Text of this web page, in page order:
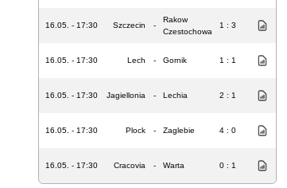
16.05. - 17:30 Szczecin -
Rakow
Czestochowa
1 : 3
16.05. - 17:30 Lech - Gornik 1 : 1
16.05. - 17:30 Jagiellonia - Lechia 2 : 1
16.05. - 17:30 Plock - Zaglebie 4 : 0
16.05. - 17:30 Cracovia - Warta 0 : 1